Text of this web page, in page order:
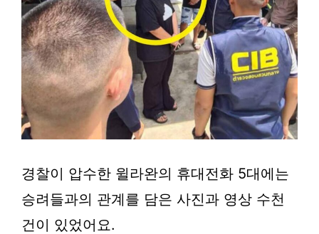
경찰이 압수한 윌라완의 휴대전화 5대에는
승려들과의 관계를 담은 사진과 영상 수천
건이 있었어요.